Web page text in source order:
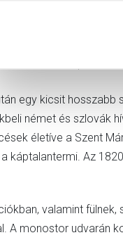
bemutató
részvényese a
hangszerek,
Arcus Temporum
egy kicsit hosszabb
német és szlovák
életíve a Szent
káptalantermi. Az
valamint
A monostor udvarán